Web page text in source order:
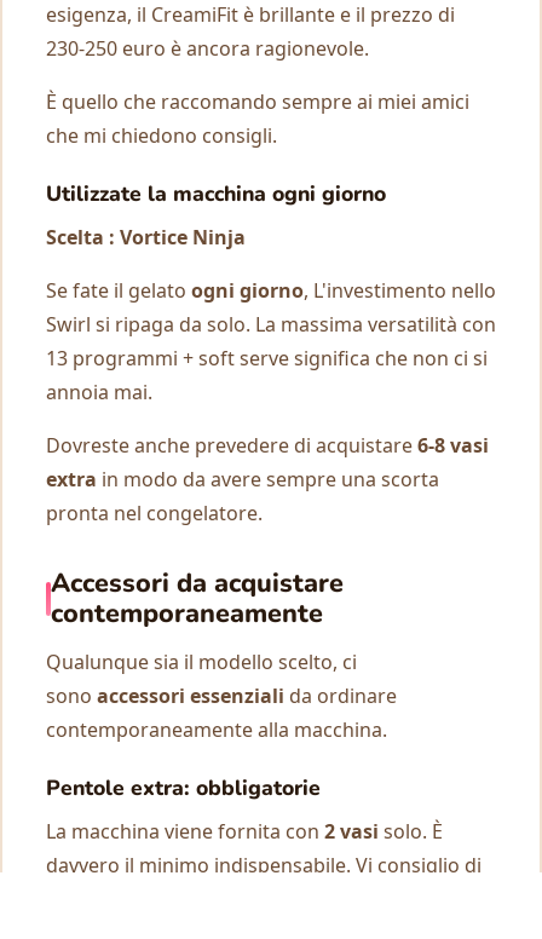
esigenza, il CreamiFit è brillante e il prezzo di
230-250 euro è ancora ragionevole.
È quello che raccomando sempre ai miei amici
che mi chiedono consigli.
Utilizzate la macchina ogni giorno
Scelta : Vortice Ninja
Se fate il gelato ogni giorno, L'investimento nello
Swirl si ripaga da solo. La massima versatilità con
13 programmi + soft serve significa che non ci si
annoia mai.
Dovreste anche prevedere di acquistare6-8 vasi
extra in modo da avere sempre una scorta
pronta nel congelatore.
Accessori da acquistare
contemporaneamente
Qualunque sia il modello scelto, ci
sono accessori essenziali da ordinare
contemporaneamente alla macchina.
Pentole extra: obbligatorie
La macchina viene fornita con 2 vasi solo. È
davvero il minimo indispensabile. Vi consiglio di